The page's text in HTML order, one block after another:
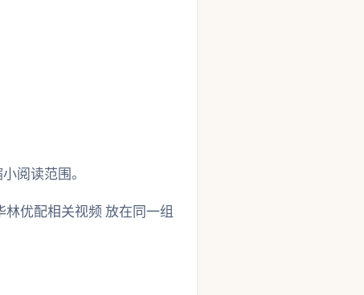
阅读范围。
优配相关视频 放在同一组